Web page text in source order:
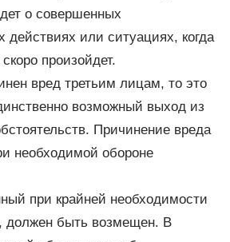
о совершенных
действиях или ситуациях, когда
произойдет.
вред третьим лицам, то это
возможный выход из
Причинение вреда
необходимой обороне
при крайней необходимости
должен быть возмещен. В